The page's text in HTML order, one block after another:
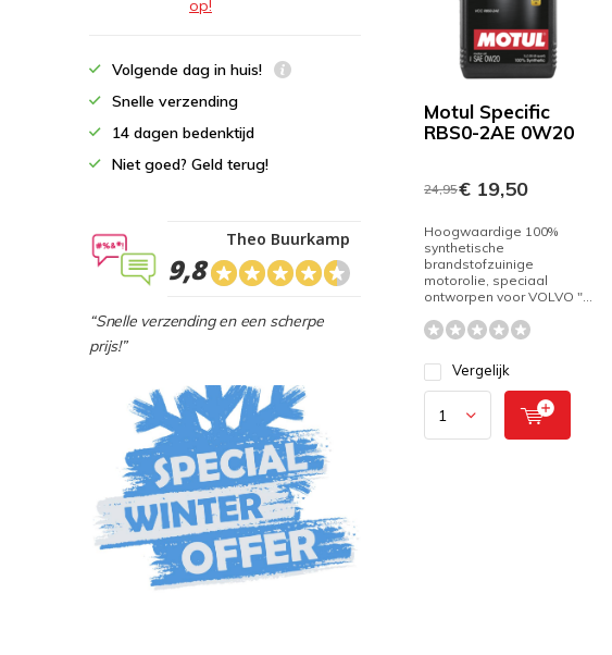
Motul Specific
RBS0-2AE 0W20
24,95€ 19,50
Hoogwaardige 100%
synthetische
brandstofzuinige
motorolie, speciaal
ontworpen voor VOLVO "...
Vergelijk
op!
Volgende dag in huis!
Snelle verzending
14 dagen bedenktijd
Niet goed? Geld terug!
9,8
Theo Buurkamp
“Snelle verzending en een scherpe
prijs!”